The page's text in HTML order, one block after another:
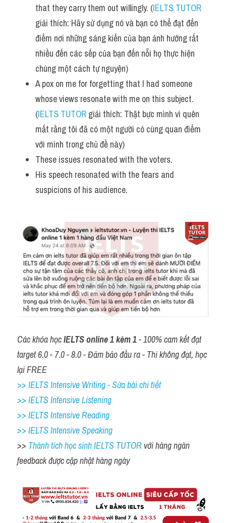
that they carry them out willingly. (IELTS TUTOR
giải thích: Hãy sử dụng nó và bạn có thể đạt đến
điểm nơi những sáng kiến của bạn ảnh hưởng rất
nhiều đến các sếp của bạn đến nỗi họ thực hiện
chúng một cách tự nguyện)
A pox on me for forgetting that I had someone
whose views resonate with me on this subject.
(IELTS TUTOR giải thích: Thật bực mình vì quên
mất rằng tôi đã có một người có cùng quan điểm
với mình trong chủ đề này)
These issues resonated with the voters.
His speech resonated with the fears and
suspicions of his audience.
Các khóa học IELTS online 1 kèm 1 - 100% cam kết đạt
target 6.0 - 7.0 - 8.0 - Đảm bảo đầu ra - Thi không đạt, học
lại FREE
>> IELTS Intensive Writing - Sửa bài chi tiết
>> IELTS Intensive Listening
>> IELTS Intensive Reading
>> IELTS Intensive Speaking
>> Thành tích học sinh IELTS TUTOR với hàng ngàn
feedback được cập nhật hàng ngày